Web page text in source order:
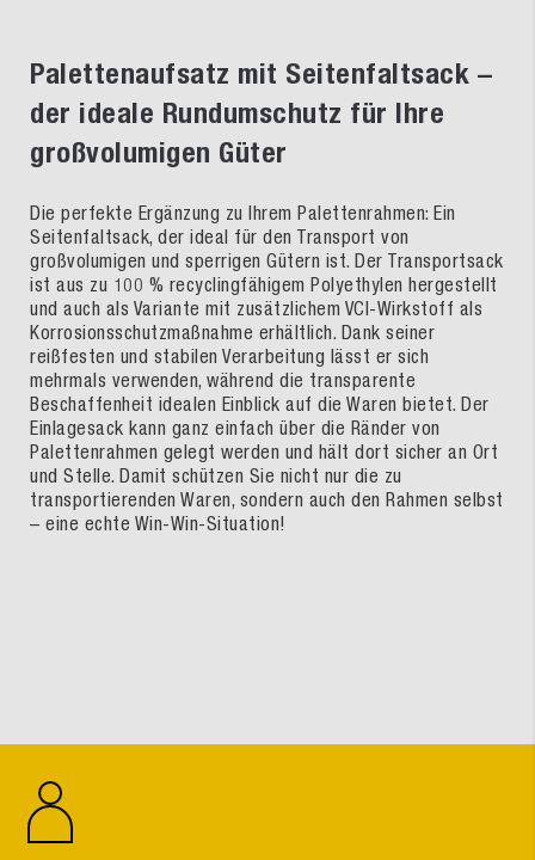
Palettenaufsatz mit Seitenfaltsack –
der ideale Rundumschutz für Ihre
großvolumigen Güter
Die perfekte Ergänzung zu Ihrem Palettenrahmen: Ein
Seitenfaltsack, der ideal für den Transport von
großvolumigen und sperrigen Gütern ist. Der Transportsack
ist aus zu 100 % recyclingfähigem Polyethylen hergestellt
und auch als Variante mit zusätzlichem VCI-Wirkstoff als
Korrosionsschutzmaßnahme erhältlich. Dank seiner
reißfesten und stabilen Verarbeitung lässt er sich
mehrmals verwenden, während die transparente
Beschaffenheit idealen Einblick auf die Waren bietet. Der
Einlagesack kann ganz einfach über die Ränder von
Palettenrahmen gelegt werden und hält dort sicher an Ort
und Stelle. Damit schützen Sie nicht nur die zu
transportierenden Waren, sondern auch den Rahmen selbst
– eine echte Win-Win-Situation!